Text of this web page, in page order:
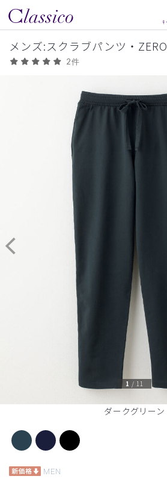
メンズ:スクラブパンツ・ZERO
2件
ダークグリーン
1 / 11
MEN